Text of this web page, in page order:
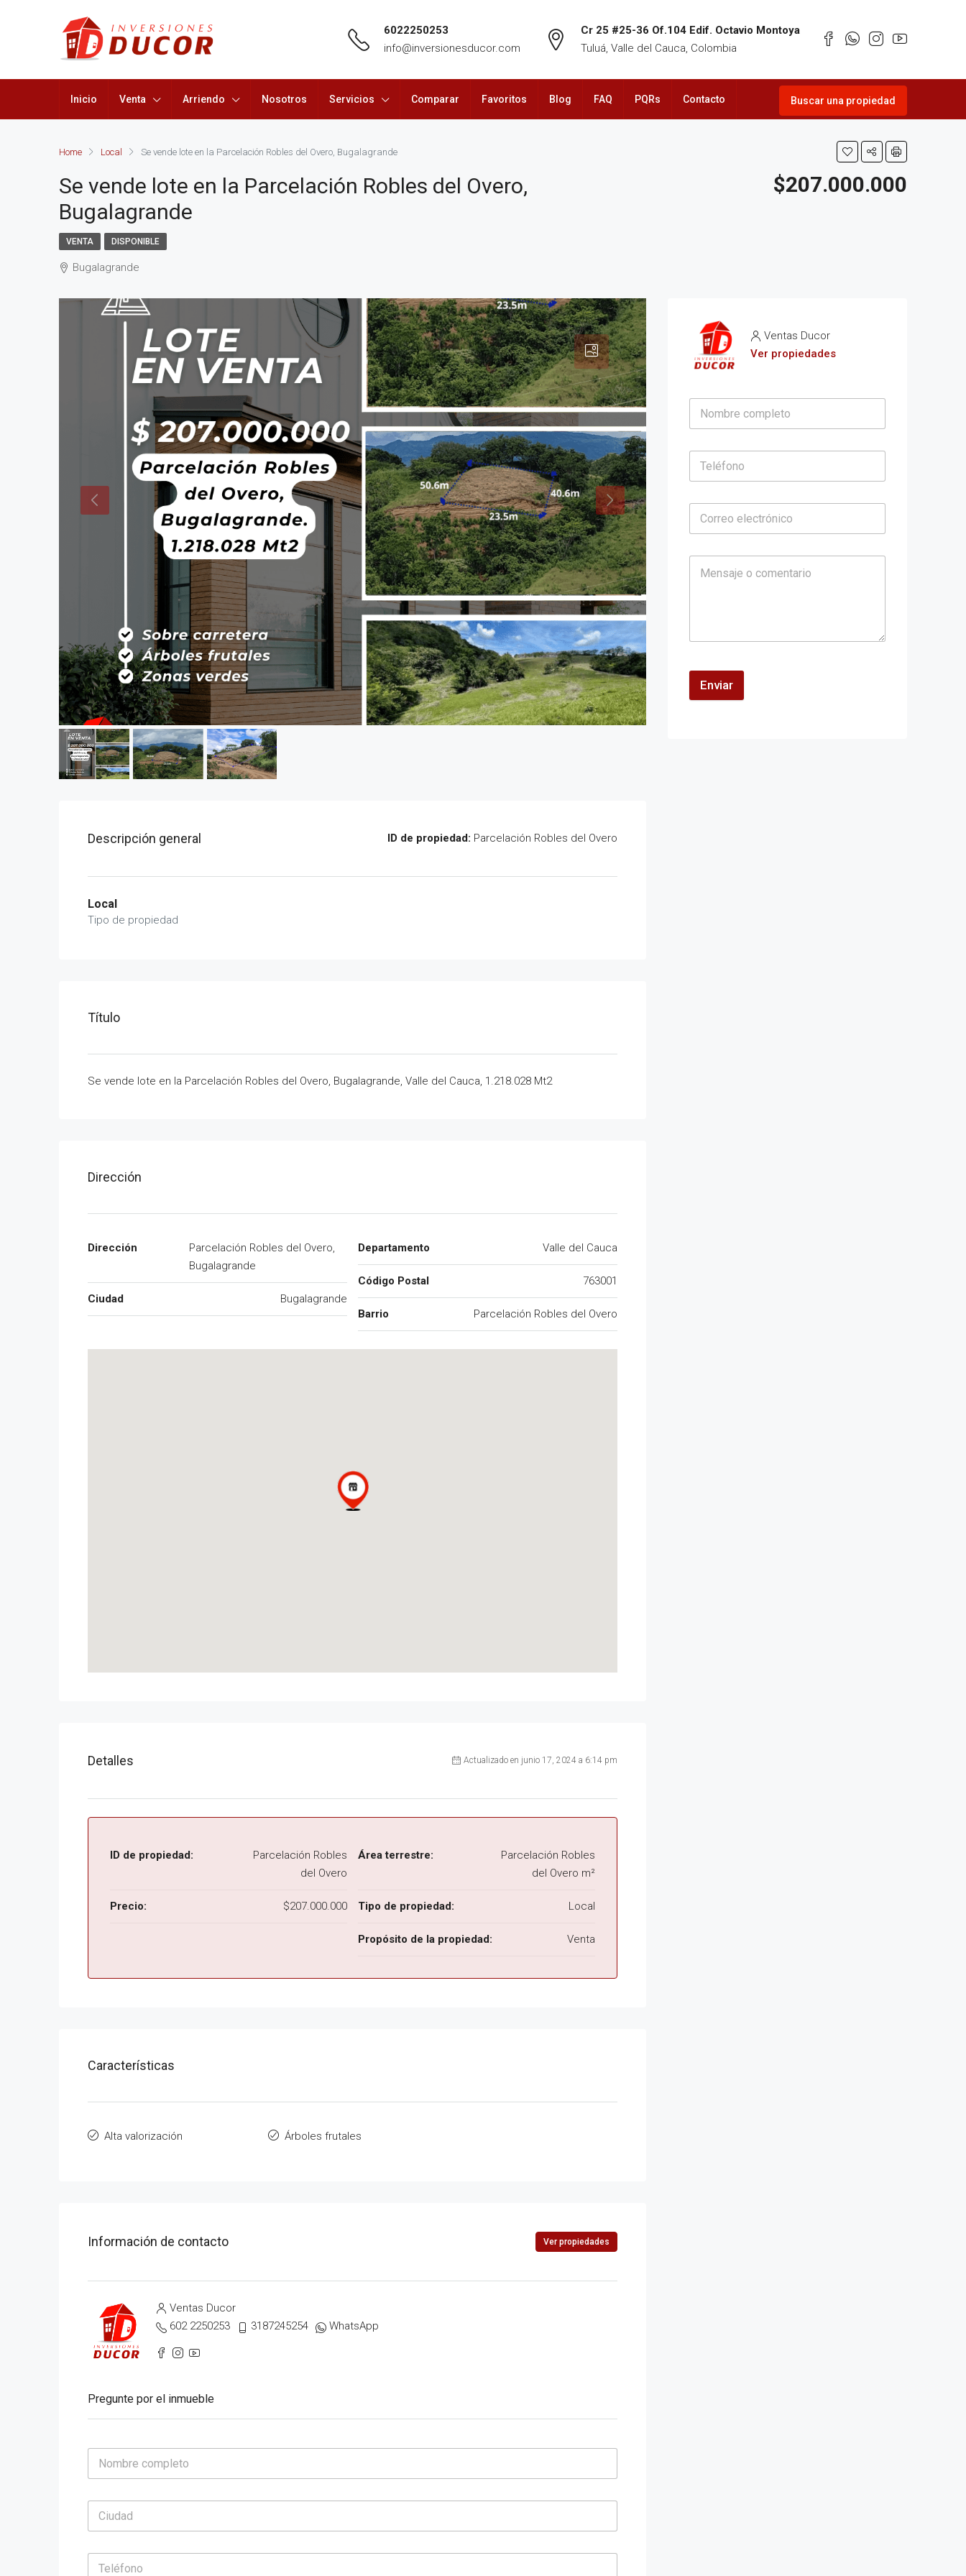
6022250253
info@inversionesducor.com
Cr 25 #25-36 Of.104 Edif. Octavio Montoya
Tuluá, Valle del Cauca, Colombia
Inicio Venta Arriendo Nosotros Servicios Comparar Favoritos Blog FAQ PQRs Contacto Buscar una propiedad
Home Local Se vende lote en la Parcelación Robles del Overo, Bugalagrande
Se vende lote en la Parcelación Robles del Overo,
Bugalagrande
$207.000.000
VENTA DISPONIBLE
Bugalagrande
Descripción general ID de propiedad: Parcelación Robles del Overo
Local
Tipo de propiedad
Título
Se vende lote en la Parcelación Robles del Overo, Bugalagrande, Valle del Cauca, 1.218.028 Mt2
Dirección
Dirección
Parcelación Robles del Overo,
Bugalagrande
Ciudad Bugalagrande
Departamento Valle del Cauca
Código Postal 763001
Barrio Parcelación Robles del Overo
Detalles Actualizado en junio 17, 2024 a 6:14 pm
ID de propiedad:
Parcelación Robles
del Overo
Precio: $207.000.000
Área terrestre:
Parcelación Robles
del Overo m²
Tipo de propiedad: Local
Propósito de la propiedad: Venta
Características
Alta valorización Árboles frutales
Información de contacto Ver propiedades
Ventas Ducor
602 2250253
3187245254 WhatsApp
Pregunte por el inmueble
Ventas Ducor
Ver propiedades
Enviar